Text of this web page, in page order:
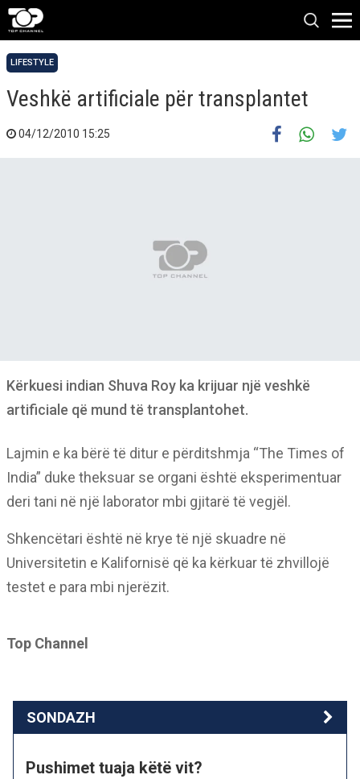
LIFESTYLE
Veshkë artificiale për transplantet
04/12/2010 15:25
Kërkuesi indian Shuva Roy ka krijuar një veshkë
artificiale që mund të transplantohet.
Lajmin e ka bërë të ditur e përditshmja “The Times of
India” duke theksuar se organi është eksperimentuar
deri tani në një laborator mbi gjitarë të vegjël.
Shkencëtari është në krye të një skuadre në
Universitetin e Kalifornisë që ka kërkuar të zhvillojë
testet e para mbi njerëzit.
Top Channel
SONDAZH
Pushimet tuaja këtë vit?